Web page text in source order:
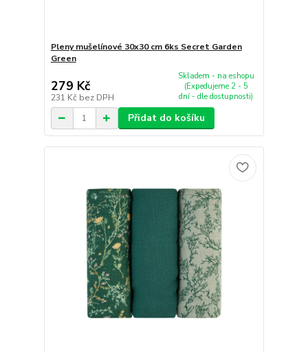
Pleny mušelínové 30x30 cm 6ks Secret Garden
Green
279 Kč
231 Kč bez DPH
Skladem - na eshopu
(Expedujeme 2 - 5
dní - dle dostupnosti)
Přidat do košíku